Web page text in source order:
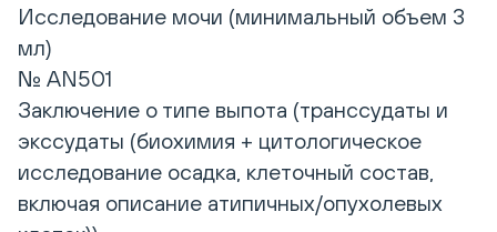
Исследование мочи (минимальный объем 3
мл)
№ AN501
Заключение о типе выпота (транссудаты и
экссудаты (биохимия + цитологическое
исследование осадка, клеточный состав,
включая описание атипичных/опухолевых